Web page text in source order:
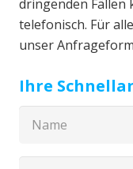
dringenden Fällen
telefonisch. Für
unser
Ihre